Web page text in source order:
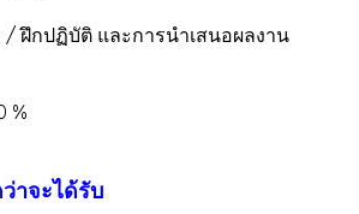
กปฏิบัติ และการนำเสนอผลงาน
%
าจะได้รับ